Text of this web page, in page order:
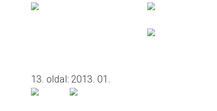
13. oldal: 2013. 01.